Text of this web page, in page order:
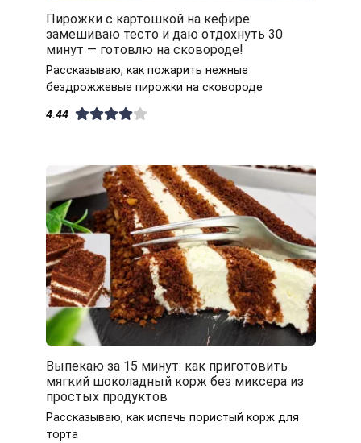
Пирожки с картошкой на кефире:
замешиваю тесто и даю отдохнуть 30
минут — готовлю на сковороде!
Рассказываю, как пожарить нежные
бездрожжевые пирожки на сковороде
4.44
Выпекаю за 15 минут: как приготовить
мягкий шоколадный корж без миксера из
простых продуктов
Рассказываю, как испечь пористый корж для
торта